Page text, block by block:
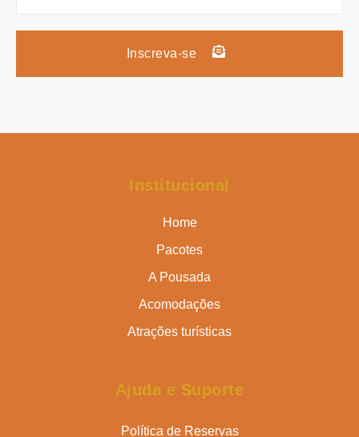
Inscreva-se
Institucional
Home
Pacotes
A Pousada
Acomodações
Atrações turísticas
Ajuda e Suporte
Política de Reservas